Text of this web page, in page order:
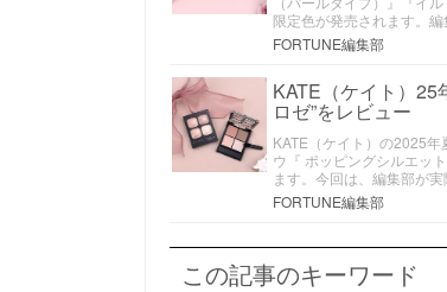
限定色が発売されます。
FORTUNE編集部
KATE（ケイト）25
ロゼ”をレビュー
KATE（ケイト）の2025
ウ『 ポッピングシルエッ
ます。今回は、編集部が
FORTUNE編集部
この記事のキーワード